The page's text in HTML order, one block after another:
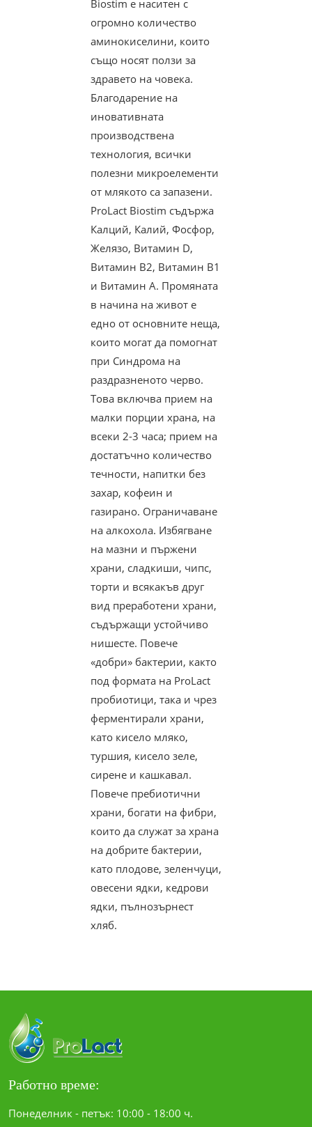
Biostim е наситен с
огромно количество
аминокиселини, които
също носят ползи за
здравето на човека.
Благодарение на
иновативната
производствена
технология, всички
полезни микроелементи
от млякото са запазени.
ProLact Biostim съдържа
Калций, Калий, Фосфор,
Желязо, Витамин D,
Витамин В2, Витамин В1
и Витамин А. Промяната
в начина на живот е
едно от основните неща,
които могат да помогнат
при Синдрома на
раздразненото черво.
Това включва прием на
малки порции храна, на
всеки 2-3 часа; прием на
достатъчно количество
течности, напитки без
захар, кофеин и
газирано. Ограничаване
на алкохола. Избягване
на мазни и пържени
храни, сладкиши, чипс,
торти и всякакъв друг
вид преработени храни,
съдържащи устойчиво
нишесте. Повече
«добри» бактерии, както
под формата на ProLact
пробиотици, така и чрез
ферментирали храни,
като кисело мляко,
туршия, кисело зеле,
сирене и кашкавал.
Повече пребиотични
храни, богати на фибри,
които да служат за храна
на добрите бактерии,
като плодове, зеленчуци,
овесени ядки, кедрови
ядки, пълнозърнест
хляб.
Работно време:
Понеделник - петък: 10:00 - 18:00 ч.